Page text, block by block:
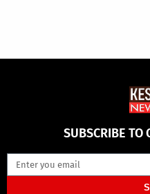
SUBSCRIBE TO